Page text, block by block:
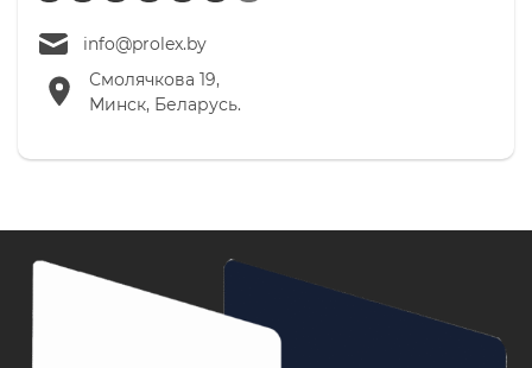
Смолячкова 19,
Минск, Беларусь.
info@prolex.by